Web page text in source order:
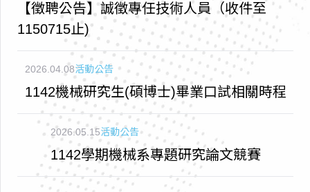
【徵聘公告】誠徵專任技術人員（收件至
1150715止)
2026.04.08活動公告
1142機械研究生(碩博士)畢業口試相關時程
2026.05.15活動公告
1142學期機械系專題研究論文競賽